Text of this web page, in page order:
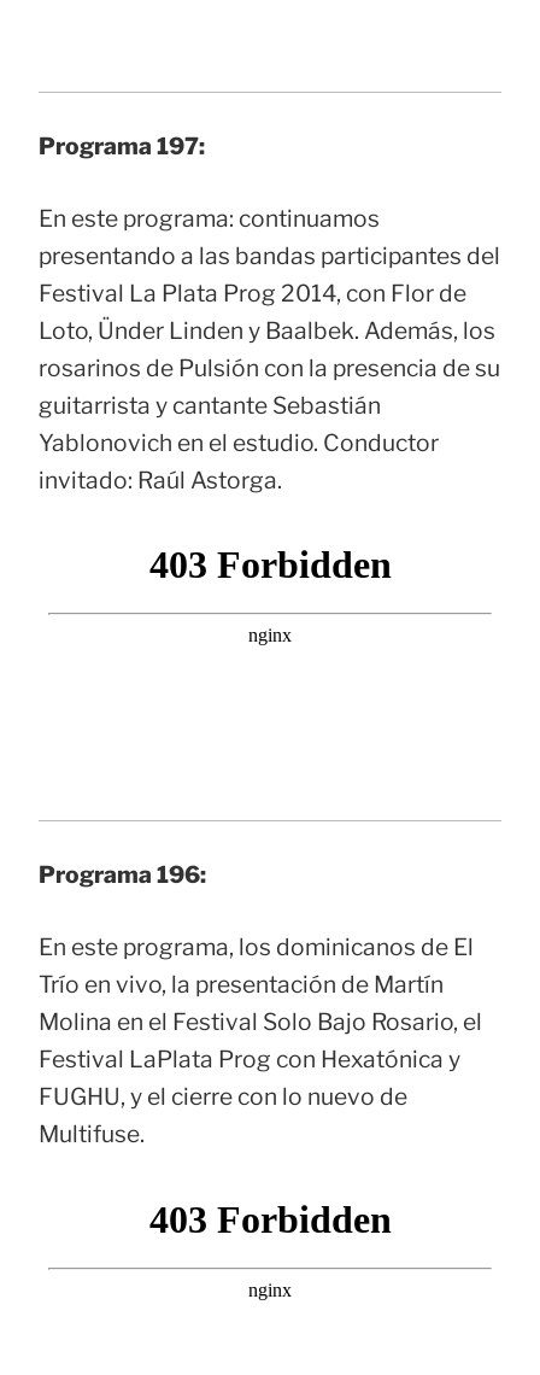
Programa 197:
En este programa: continuamos
presentando a las bandas participantes del
Festival La Plata Prog 2014, con Flor de
Loto, Ünder Linden y Baalbek. Además, los
rosarinos de Pulsión con la presencia de su
guitarrista y cantante Sebastián
Yablonovich en el estudio. Conductor
invitado: Raúl Astorga.
Programa 196:
En este programa, los dominicanos de El
Trío en vivo, la presentación de Martín
Molina en el Festival Solo Bajo Rosario, el
Festival LaPlata Prog con Hexatónica y
FUGHU, y el cierre con lo nuevo de
Multifuse.